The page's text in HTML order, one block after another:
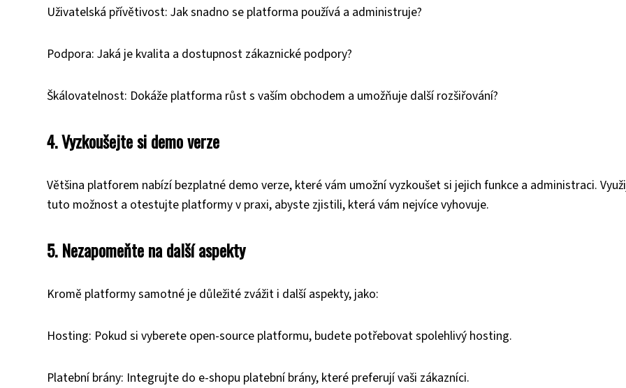
Uživatelská přívětivost: Jak snadno se platforma používá a administruje?
Podpora: Jaká je kvalita a dostupnost zákaznické podpory?
Škálovatelnost: Dokáže platforma růst s vaším obchodem a umožňuje další rozšiřování?
4. Vyzkoušejte si demo verze
Většina platforem nabízí bezplatné demo verze, které vám umožní vyzkoušet si jejich funkce a administraci.
tuto možnost a otestujte platformy v praxi, abyste zjistili, která vám nejvíce vyhovuje.
5. Nezapomeňte na další aspekty
Kromě platformy samotné je důležité zvážit i další aspekty, jako:
Hosting: Pokud si vyberete open-source platformu, budete potřebovat spolehlivý hosting.
Platební brány: Integrujte do e-shopu platební brány, které preferují vaši zákazníci.